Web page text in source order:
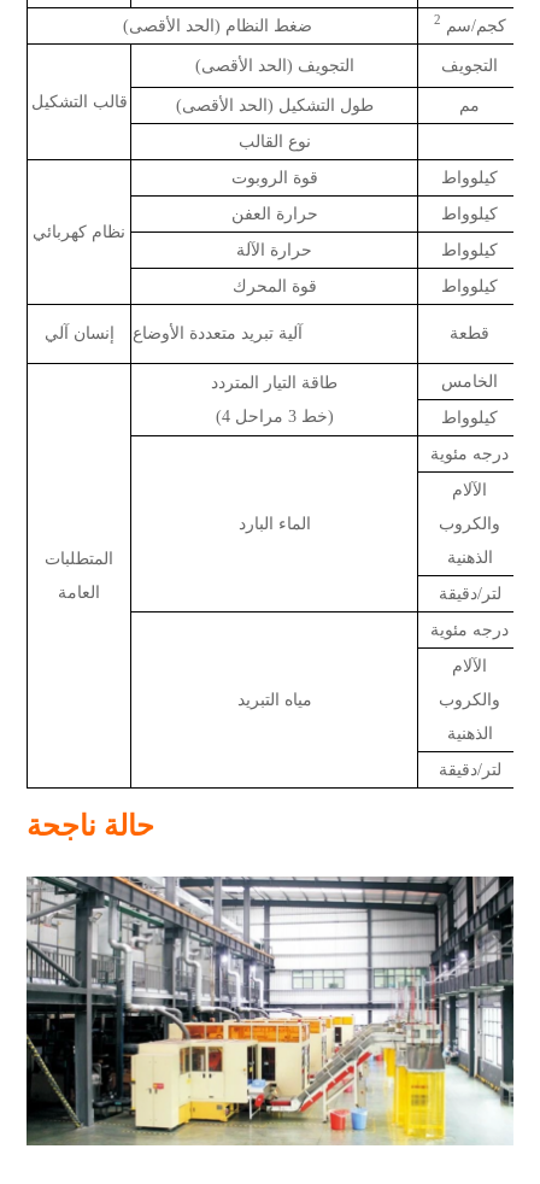
كجم/سم 2
قالب التشكيل
التجويف (الحد الأقصى) التجويف
طول التشكيل (الحد الأقصى)
مم
نوع القالب
نظام كهربائي
قوة الروبوت
كيلوواط
حرارة العفن
كيلوواط
حرارة الآلة
كيلوواط
قوة المحرك
كيلوواط
إنسان آلي آلية تبريد متعددة الأوضاع قطعة
المتطلبات
العامة
طاقة التيار المتردد
(خط 3 مراحل 4)
الخامس
كيلوواط
الماء البارد
درجه مئوية
الآلام
والكروب
الذهنية
لتر/دقيقة
مياه التبريد
درجه مئوية
الآلام
والكروب
الذهنية
لتر/دقيقة
حالة ناجحة